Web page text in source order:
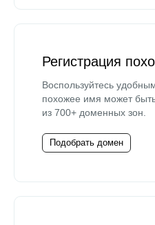
Регистрация
Воспользуйтесь
похожее имя может
из 700+ доменных зон.
Подобрать домен